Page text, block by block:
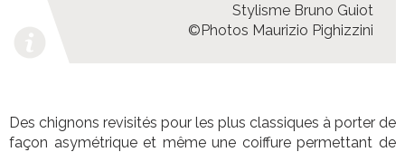
Stylisme Bruno Guiot
©Photos Maurizio Pighizzini
Des chignons revisités pour les plus classiques à porter de
façon asymétrique et même une coiffure permettant de